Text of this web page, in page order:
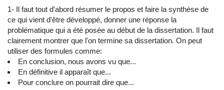
1- Il faut tout d'abord résumer le propos et faire la synthèse de
ce qui vient d'être développé, donner une réponse la
problématique qui a été posée au début de la dissertation. Il faut
clairement montrer que l'on termine sa dissertation. On peut
utiliser des formules comme:
En conclusion, nous avons vu que...
En définitive il apparaît que...
Pour conclure on pourrait dire que...